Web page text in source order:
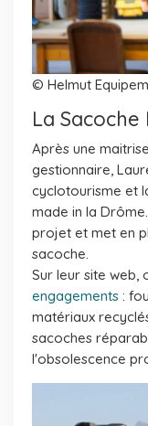
© Helmut
La Sacoche
Après une
gestionnaire,
cyclotourisme et
made in la
projet et met en
sacoche.
Sur leur site web,
engagements :
matériaux
sacoches
l'obsolescence